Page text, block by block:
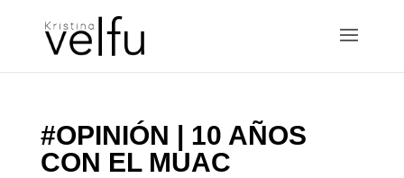
#OPINIÓN | 10 AÑOS
CON EL MUAC